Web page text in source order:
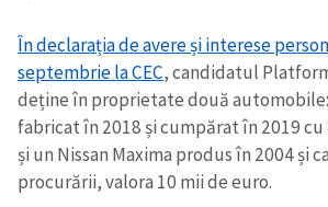
În declarația de avere și interese
septembrie la CEC, candidatul
deține în proprietate două automobile:
fabricat în 2018 și cumpărat în 2019
și un Nissan Maxima produs în 2004 și
procurării, valora 10 mii de euro.
ȘTIREA MEA
Titlu știre
+ Adaugă titlu